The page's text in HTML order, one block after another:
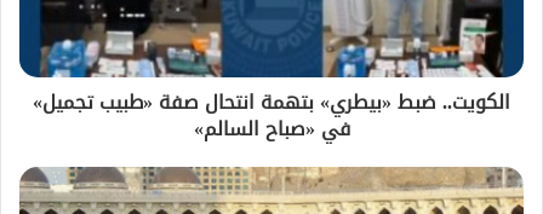
الكويت.. ضبط «بيطري» بتهمة انتحال صفة «طبيب تجميل»
في «صباح السالم»